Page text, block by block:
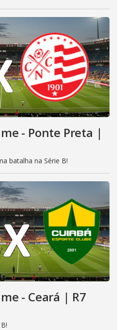
- Ponte Preta |
batalha na Série B!
- Ceará | R7